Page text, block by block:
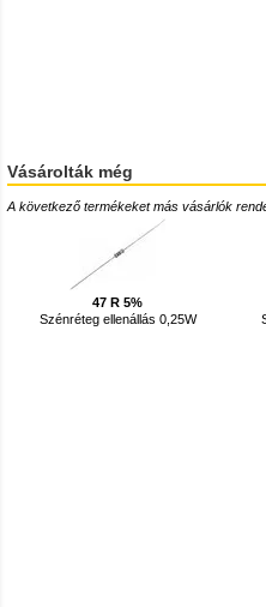
Vásárolták még
A következő termékeket más vásárlók
47 R 5%
Szénréteg ellenállás 0,25W